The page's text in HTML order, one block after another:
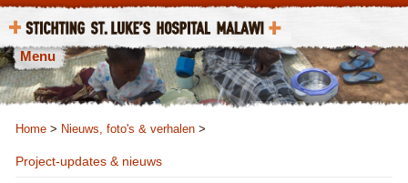
Menu
Home > Nieuws, foto's & verhalen >
Project-updates & nieuws